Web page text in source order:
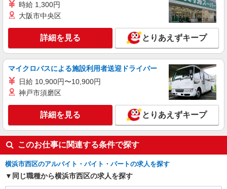
ベルサンテ株式会社 京都支社
保育教諭/扶養内 短時間 シフト相談OK 残
業なし 資格必須
【時給】1,700円〜 ・交通費全額支給 （車通
勤の場合も駐車場代・ガソリン代は弊社負担） ・
各種保険完備 ・昇給あり
神奈川県 横浜市西区にある保育施設 （保育
園・幼稚園・小規模保育園・認定こども園・企業
内保育所など）
キープ 詳細を見る
ニチイキッズ横浜西口保育園
企業内保育園の保育士
月給210,530円 〜 241,530円 試用期間3カ月
給与、待遇に変更無し
神奈川県横浜市西区南幸2-21-5 ヤナガワビ
ル1階
時給 1,300円
大阪市中央区
詳細を見る とりあえずキープ
マイクロバスによる施設利用者送迎ドライバー
日給 10,900円〜10,900円
神戸市須磨区
詳細を見る とりあえずキープ
このお仕事に関連する条件で探す
横浜市西区のアルバイト・バイト・パートの求人を探す
同じ職種から横浜市西区の求人を探す